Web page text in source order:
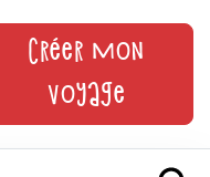
Créer mon
voyage